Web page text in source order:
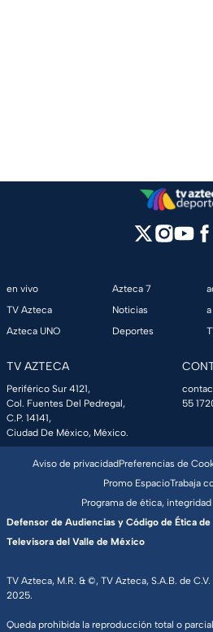
en vivo
TV Azteca
Azteca UNO
Azteca 7
Noticias
Deportes
TV AZTECA
Periférico Sur 4121,
Col. Fuentes Del Pedregal,
C.P. 14141,
Ciudad De México, México.
55
TV Azteca, M.R. & ©, TV Azteca, S.A.B. de
2025.
Queda prohibida la reproducción total o
Aviso de privacidadPreferencias de
Promo EspacioTrabaja
Programa de ética,
Defensor de Audiencias y Código de Ética
Televisora del Valle de México